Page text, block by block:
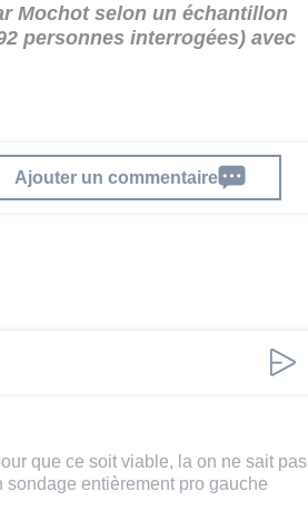
Mochot selon un échantillon
personnes interrogées) avec
Ajouter un commentaire
que ce soit viable, la on ne sait pas
entièrement pro gauche